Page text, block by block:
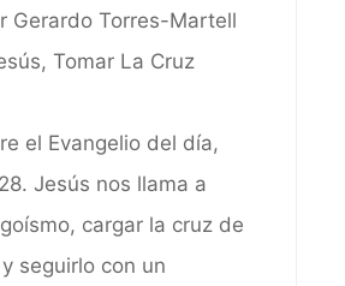
Gerardo Torres-Martell
Tomar La Cruz
el Evangelio del día,
Jesús nos llama a
cargar la cruz de
seguirlo con un